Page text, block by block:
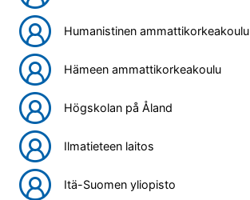
Humanistinen ammattikorkeakoulu
Hämeen ammattikorkeakoulu
Högskolan på Åland
Ilmatieteen laitos
Itä-Suomen yliopisto